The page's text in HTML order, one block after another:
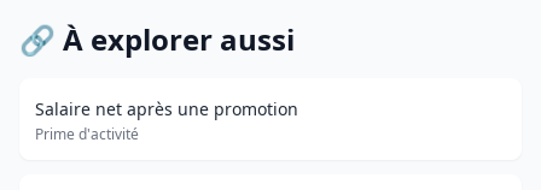
🔗 À explorer aussi
Salaire net après une promotion
Prime d'activité